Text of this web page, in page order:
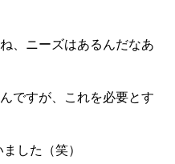
、ニーズはあるんだなあ
ですが、これを必要とす
した（笑）